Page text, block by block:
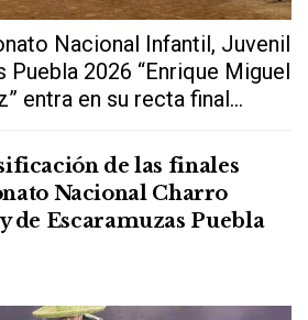
Nacional Infantil, Juvenil
Puebla 2026 “Enrique Miguel
entra en su recta final...
de las finales
Nacional Charro
de Escaramuzas Puebla